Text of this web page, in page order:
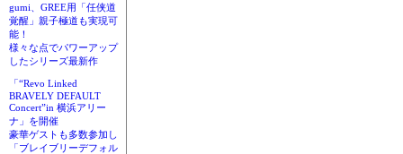
gumi、GREE用「任侠道
覚醒」親子極道も実現可
能！
様々な点でパワーアップ
したシリーズ最新作
「“Revo Linked
BRAVELY DEFAULT
Concert”in 横浜アリー
ナ」を開催
豪華ゲストも多数参加し
「ブレイブリーデフォル